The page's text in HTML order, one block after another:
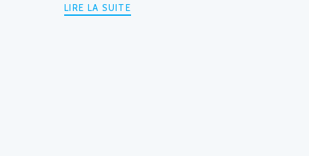
LIRE LA SUITE